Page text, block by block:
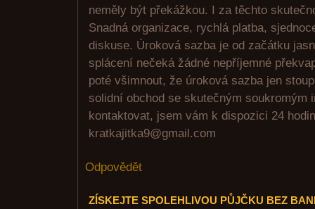
neměly být překážkou. I za těchto
Snadná organizace, rychlá platba,
diskuse. Úroková sazba je od začátku
splácení nečeká žádné nepříjemné
poté všimnout, že úroková sazba jen
solidní obchod se skutečným soukromým
kontaktovat, jsem vám k dispozici 24
kratkajitka9@gmail.com
Odpovědět
ZÍSKEJTE SPOLEHLIVOU PŮJČKU BEZ